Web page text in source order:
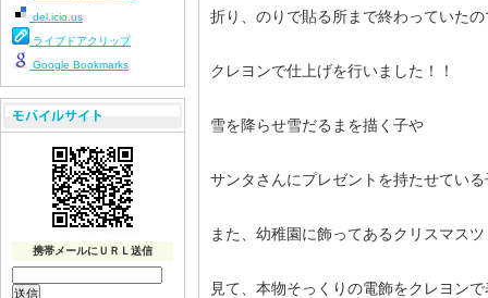
折り、のりで貼る所まで終わっていた
クレヨンで仕上げを行いました！！
雪を降らせ雪だるまを描く子や
サンタさんにプレゼントを持たせている
また、幼稚園に飾ってあるクリスマス
見て、本物そっくりの電飾をクレヨン
del.icio.us
ライブドアクリップ
Google Bookmarks
携帯メールにＵＲＬ送信